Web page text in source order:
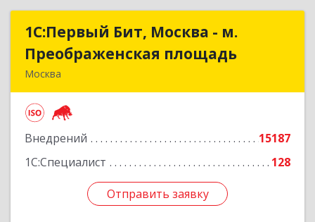
1С:Первый Бит, Москва - м.
Преображенская площадь
Москва
Внедрений
15187
1С:Специалист
128
Отправить заявку
1С:Первый Бит, Москва - м.
Преображенская площадь
Подробнее
Отправить заявку